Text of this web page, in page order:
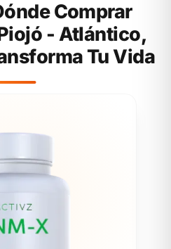
Comprar
- Atlántico,
Tu Vida